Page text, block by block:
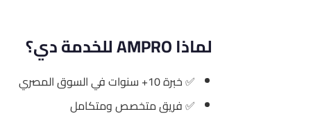
لماذا AMPRO للخدمة دي؟
✅ خبرة 10+ سنوات في السوق المصري
✅ فريق متخصص ومتكامل